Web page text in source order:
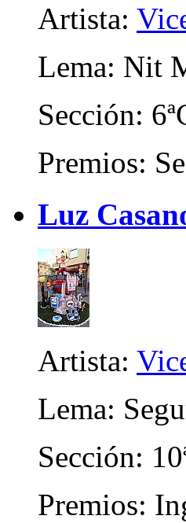
Artista:
Lema: Nit
Sección:
Premios:
Luz
Artista:
Lema:
Sección:
Premios: